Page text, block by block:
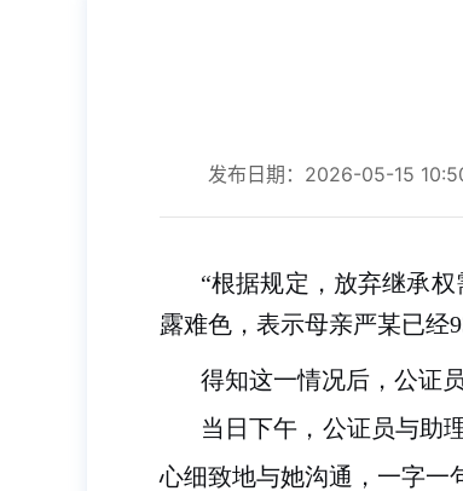
发布日期：2026-05-15
“根据规定，放弃继承
露难色，表示母亲严某已经
得知这一情况后，公证
当日下午，公证员与助
心细致地与她沟通，一字一